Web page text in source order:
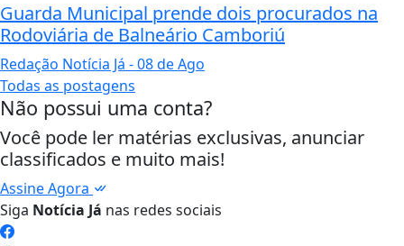
Guarda Municipal prende dois procurados na
Rodoviária de Balneário Camboriú
Redação Notícia Já - 08 de Ago
Todas as postagens
Não possui uma conta?
Você pode ler matérias exclusivas, anunciar
classificados e muito mais!
Assine Agora
Siga Notícia Já nas redes sociais